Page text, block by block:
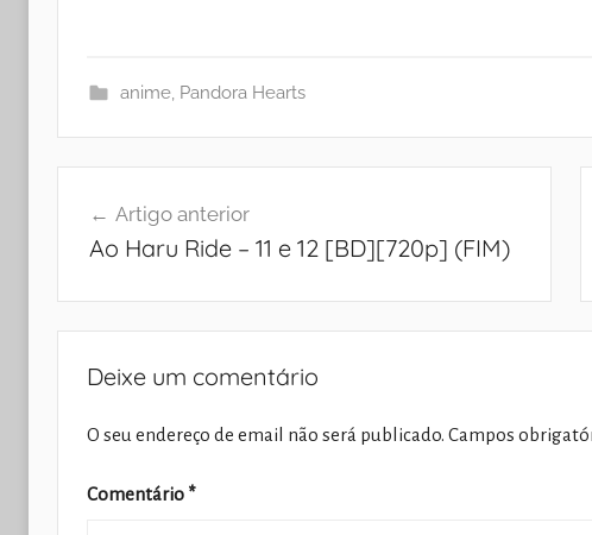
anime, Pandora Hearts
Artigo anterior
Ao Haru Ride – 11 e 12 [BD][720p] (FIM)
Deixe um comentário
O seu endereço de email não será publicado. Campos
Comentário *